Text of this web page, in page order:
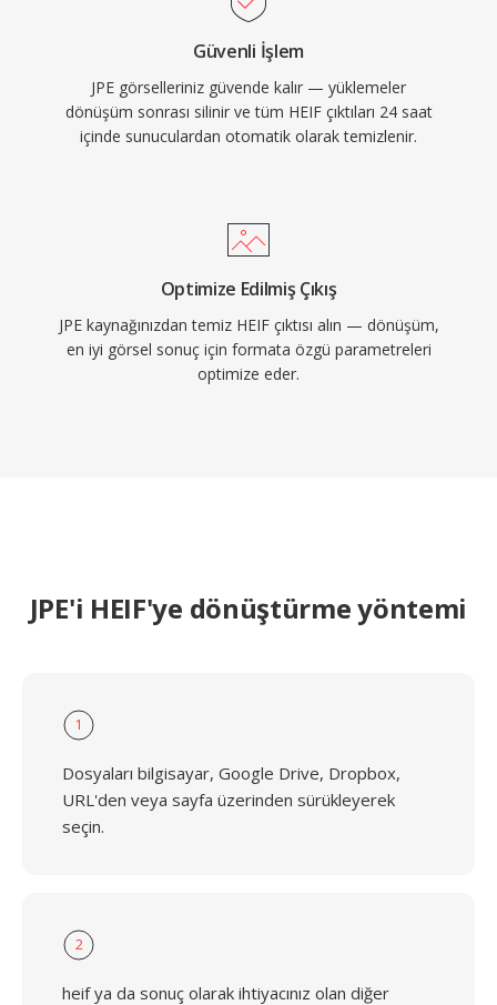
Güvenli İşlem
JPE görselleriniz güvende kalır — yüklemeler
dönüşüm sonrası silinir ve tüm HEIF çıktıları 24 saat
içinde sunuculardan otomatik olarak temizlenir.
Optimize Edilmiş Çıkış
JPE kaynağınızdan temiz HEIF çıktısı alın — dönüşüm,
en iyi görsel sonuç için formata özgü parametreleri
optimize eder.
JPE'i HEIF'ye dönüştürme yöntemi
1
Dosyaları bilgisayar, Google Drive, Dropbox,
URL'den veya sayfa üzerinden sürükleyerek
seçin.
2
heif ya da sonuç olarak ihtiyacınız olan diğer